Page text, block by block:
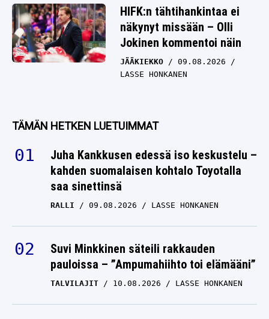
HIFK:n tähtihankintaa ei
näkynyt missään – Olli
Jokinen kommentoi näin
JÄÄKIEKKO
09.08.2026
LASSE HONKANEN
TÄMÄN HETKEN LUETUIMMAT
Juha Kankkusen edessä iso keskustelu –
kahden suomalaisen kohtalo Toyotalla
saa sinettinsä
RALLI 09.08.2026 LASSE HONKANEN
Suvi Minkkinen säteili rakkauden
pauloissa – ”Ampumahiihto toi elämääni”
TALVILAJIT 10.08.2026 LASSE HONKANEN